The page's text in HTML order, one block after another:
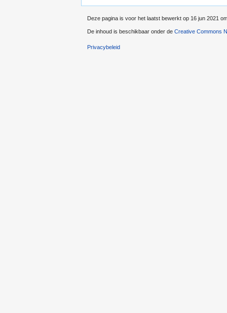
Deze pagina is voor het laatst bewerkt op 16 jun 2021
De inhoud is beschikbaar onder de Creative Commons
Privacybeleid